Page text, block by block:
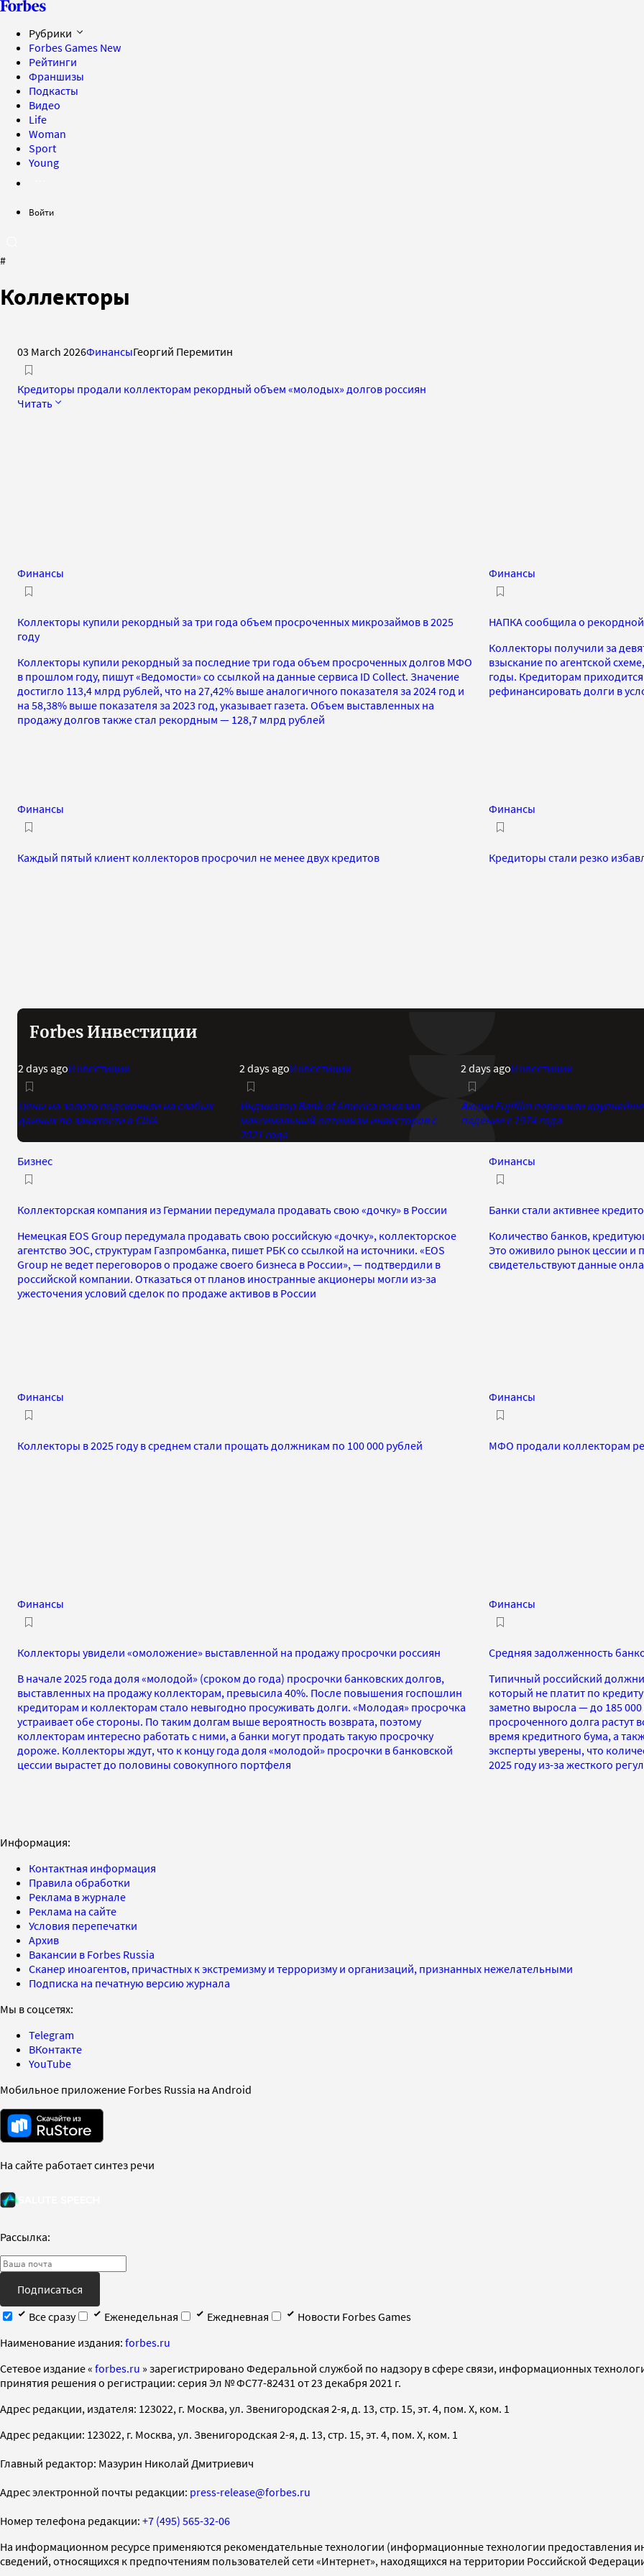
Рубрики
Forbes Games New
Рейтинги
Франшизы
Подкасты
Видео
Life
Woman
Sport
Young
Войти
#
Коллекторы
03 March 2026ФинансыГеоргий Перемитин
Кредиторы продали коллекторам рекордный объем «молодых» долгов россиян
Читать
Финансы
Коллекторы купили рекордный за три года объем просроченных микрозаймов в 2025
году
Коллекторы купили рекордный за последние три года объем просроченных долгов МФО
в прошлом году, пишут «Ведомости» со ссылкой на данные сервиса ID Collect. Значение
достигло 113,4 млрд рублей, что на 27,42% выше аналогичного показателя за 2024 год и
на 58,38% выше показателя за 2023 год, указывает газета. Объем выставленных на
продажу долгов также стал рекордным — 128,7 млрд рублей
Финансы
НАПКА сообщила о
Коллекторы получили за
взыскание по агентской
годы. Кредиторам
рефинансировать долги в
Финансы
Каждый пятый клиент коллекторов просрочил не менее двух кредитов
Финансы
Кредиторы стали резко
Forbes Инвестиции
2 days agoИнвестиции
Цены на золото подскочили на слабых
данных по занятости в США
2 days agoИнвестиции
Индикатор Bank of America показал
максимальный оптимизм инвесторов с
2021 года
2 days agoИнвестиции
Акции Fujifilm пережили
падение с 1974 года
Бизнес
Коллекторская компания из Германии передумала продавать свою «дочку» в России
Немецкая EOS Group передумала продавать свою российскую «дочку», коллекторское
агентство ЭОС, структурам Газпромбанка, пишет РБК со ссылкой на источники. «EOS
Group не ведет переговоров о продаже своего бизнеса в России», — подтвердили в
российской компании. Отказаться от планов иностранные акционеры могли из-за
ужесточения условий сделок по продаже активов в России
Финансы
Банки стали активнее
Количество банков,
Это оживило рынок цессии и
свидетельствуют данные
Финансы
Коллекторы в 2025 году в среднем стали прощать должникам по 100 000 рублей
Финансы
МФО продали коллекторам
Финансы
Коллекторы увидели «омоложение» выставленной на продажу просрочки россиян
В начале 2025 года доля «молодой» (сроком до года) просрочки банковских долгов,
выставленных на продажу коллекторам, превысила 40%. После повышения госпошлин
кредиторам и коллекторам стало невыгодно просуживать долги. «Молодая» просрочка
устраивает обе стороны. По таким долгам выше вероятность возврата, поэтому
коллекторам интересно работать с ними, а банки могут продать такую просрочку
дороже. Коллекторы ждут, что к концу года доля «молодой» просрочки в банковской
цессии вырастет до половины совокупного портфеля
Финансы
Средняя задолженность
Типичный российский
который не платит по
заметно выросла — до 185
просроченного долга
время кредитного бума, а
эксперты уверены, что
2025 году из-за жесткого
Информация:
Контактная информация
Правила обработки
Реклама в журнале
Реклама на сайте
Условия перепечатки
Архив
Вакансии в Forbes Russia
Сканер иноагентов, причастных к экстремизму и терроризму и организаций, признанных нежелательными
Подписка на печатную версию журнала
Мы в соцсетях:
Telegram
ВКонтакте
YouTube
Мобильное приложение Forbes Russia на Android
На сайте работает синтез речи
Рассылка:
Подписаться
Все сразу
Еженедельная Ежедневная
Новости Forbes Games
Наименование издания: forbes.ru
Cетевое издание « forbes.ru » зарегистрировано Федеральной службой по надзору в сфере связи, информационных
принятия решения о регистрации: серия Эл № ФС77-82431 от 23 декабря 2021 г.
Адрес редакции, издателя: 123022, г. Москва, ул. Звенигородская 2-я, д. 13, стр. 15, эт. 4, пом. X, ком. 1
Адрес редакции: 123022, г. Москва, ул. Звенигородская 2-я, д. 13, стр. 15, эт. 4, пом. X, ком. 1
Главный редактор: Мазурин Николай Дмитриевич
Адрес электронной почты редакции: press-release@forbes.ru
Номер телефона редакции: +7 (495) 565-32-06
На информационном ресурсе применяются рекомендательные технологии (информационные технологии предоставления
сведений, относящихся к предпочтениям пользователей сети «Интернет», находящихся на территории Российской